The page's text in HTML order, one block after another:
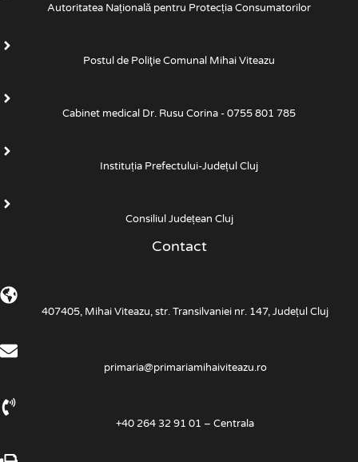
Autoritatea Națională pentru Protecția Consumatorilor
Postul de Poliţie Comunal Mihai Viteazu
Cabinet medical Dr. Rusu Corina - 0755 801 785
Instituția Prefectului-Județul Cluj
Consiliul Județean Cluj
Contact
407405, Mihai Viteazu, str. Transilvaniei nr. 147, Județul Cluj
primaria@primariamihaiviteazu.ro
+40 264 32 91 01 – Centrala